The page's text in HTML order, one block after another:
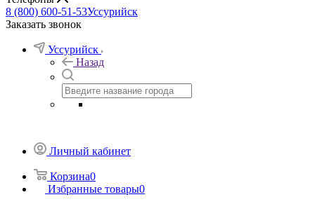
8 (800) 600-51-53Уссурийск
Заказать звонок
Уссурийск
Назад
Личный кабинет
Корзина0
Избранные товары0